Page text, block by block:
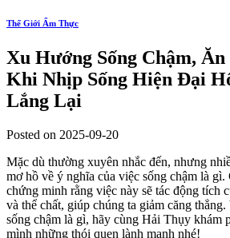
Thế Giới Ẩm Thực
Xu Hướng Sống Chậm,
Khi Nhịp Sống Hiện Đại
Lắng Lại
Posted on 2025-09-20
Mặc dù thường xuyên nhắc đến, nhưng
mơ hồ về ý nghĩa của việc sống chậm là gì.
chứng minh rằng việc này sẽ tác động tích
và thể chất, giúp chúng ta giảm căng
sống chậm là gì, hãy cùng Hải Thụy khám
mình những thói quen lành mạnh nhé!